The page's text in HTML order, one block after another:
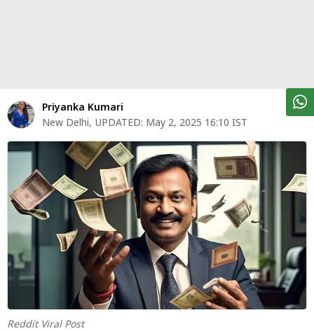
शेयर
बाज़ार
बिजनेस
न्यूज
वीडियो
म्यूचुअल
फंड
Priyanka Kumari
New Delhi, UPDATED: May 2, 2025 16:10 IST
Reddit Viral Post